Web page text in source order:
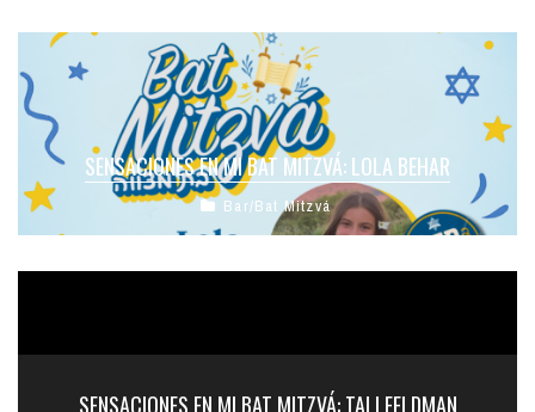
SENSACIONES EN MI BAT MITZVÁ: LOLA BEHAR
Bar/Bat Mitzvá
SENSACIONES EN MI BAT MITZVÁ: TALI FELDMAN